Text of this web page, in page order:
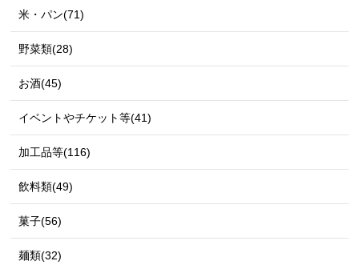
米・パン(71)
野菜類(28)
お酒(45)
イベントやチケット等(41)
加工品等(116)
飲料類(49)
菓子(56)
麺類(32)